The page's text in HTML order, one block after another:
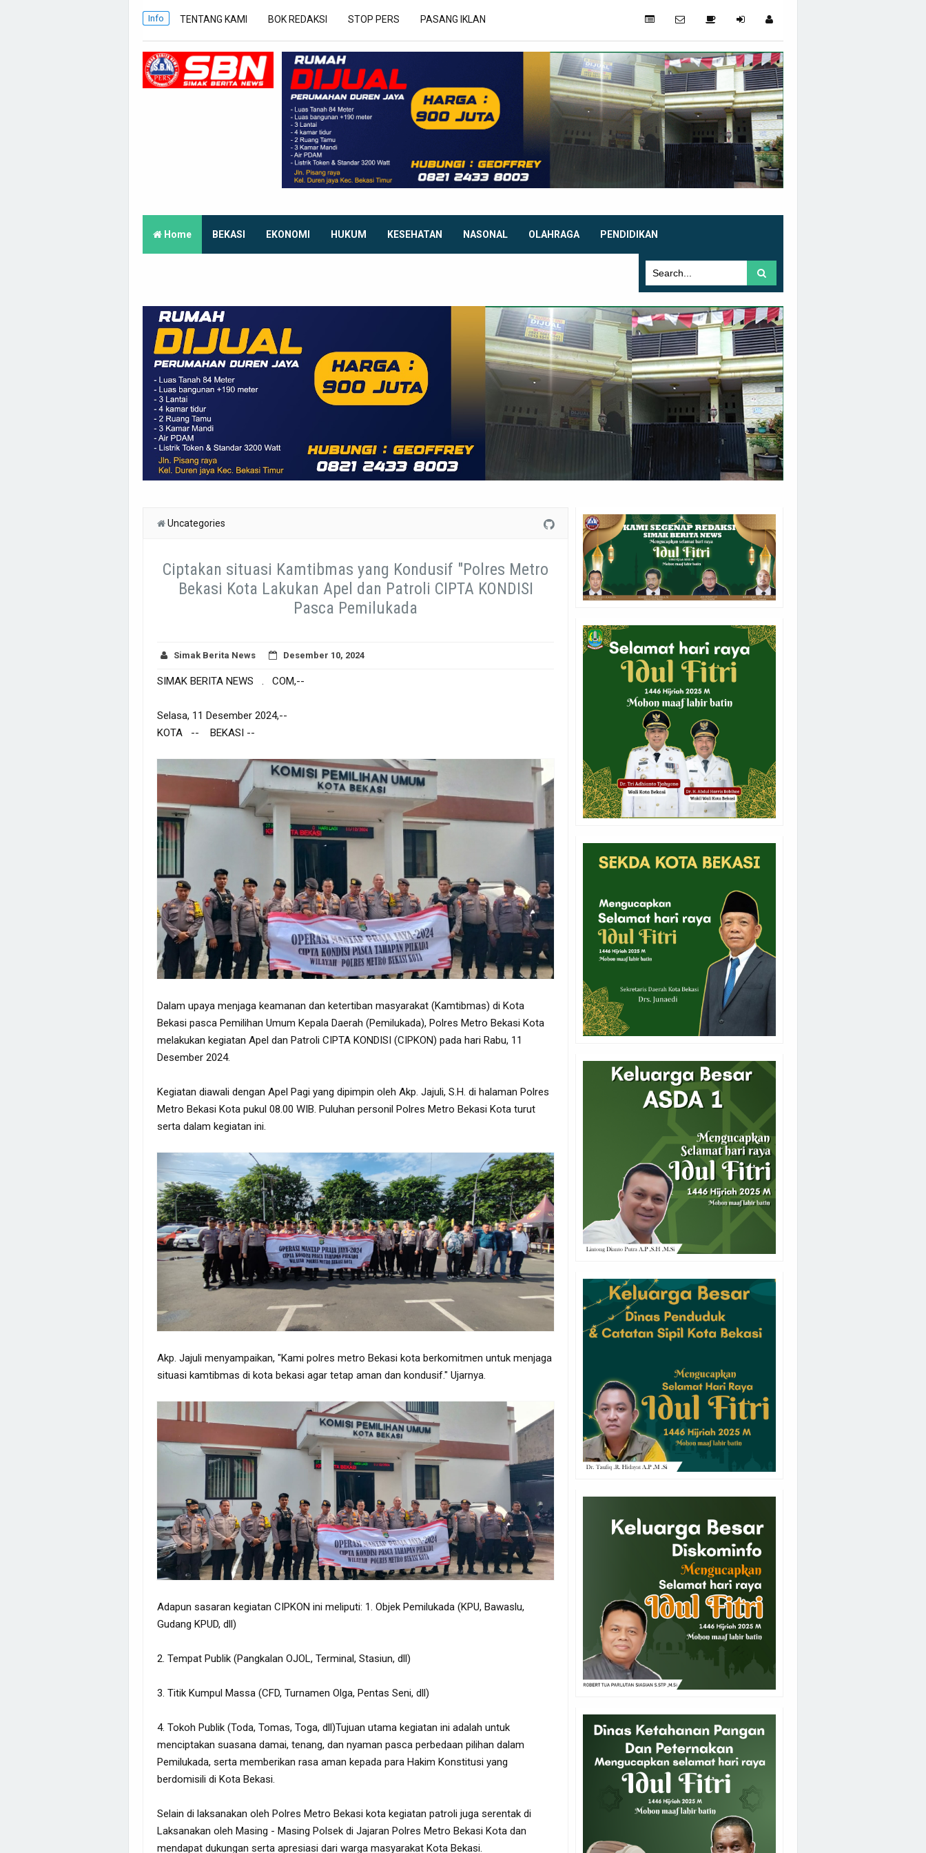
Info TENTANG KAMI BOK REDAKSI STOP PERS PASANG IKLAN
Home BEKASI EKONOMI HUKUM KESEHATAN NASONAL OLAHRAGA PENDIDIKAN
Uncategories
Ciptakan situasi Kamtibmas yang Kondusif "Polres Metro
Bekasi Kota Lakukan Apel dan Patroli CIPTA KONDISI
Pasca Pemilukada
Simak Berita News Desember 10, 2024
SIMAK BERITA NEWS . COM,--
Selasa, 11 Desember 2024,--
KOTA -- BEKASI --
Dalam upaya menjaga keamanan dan ketertiban masyarakat (Kamtibmas) di Kota
Bekasi pasca Pemilihan Umum Kepala Daerah (Pemilukada), Polres Metro Bekasi Kota
melakukan kegiatan Apel dan Patroli CIPTA KONDISI (CIPKON) pada hari Rabu, 11
Desember 2024.
Kegiatan diawali dengan Apel Pagi yang dipimpin oleh Akp. Jajuli, S.H. di halaman Polres
Metro Bekasi Kota pukul 08.00 WIB. Puluhan personil Polres Metro Bekasi Kota turut
serta dalam kegiatan ini.
Akp. Jajuli menyampaikan, "Kami polres metro Bekasi kota berkomitmen untuk menjaga
situasi kamtibmas di kota bekasi agar tetap aman dan kondusif." Ujarnya.
Adapun sasaran kegiatan CIPKON ini meliputi: 1. Objek Pemilukada (KPU, Bawaslu,
Gudang KPUD, dll)
2. Tempat Publik (Pangkalan OJOL, Terminal, Stasiun, dll)
3. Titik Kumpul Massa (CFD, Turnamen Olga, Pentas Seni, dll)
4. Tokoh Publik (Toda, Tomas, Toga, dll)Tujuan utama kegiatan ini adalah untuk
menciptakan suasana damai, tenang, dan nyaman pasca perbedaan pilihan dalam
Pemilukada, serta memberikan rasa aman kepada para Hakim Konstitusi yang
berdomisili di Kota Bekasi.
Selain di laksanakan oleh Polres Metro Bekasi kota kegiatan patroli juga serentak di
Laksanakan oleh Masing - Masing Polsek di Jajaran Polres Metro Bekasi Kota dan
mendapat dukungan serta apresiasi dari warga masyarakat Kota Bekasi.